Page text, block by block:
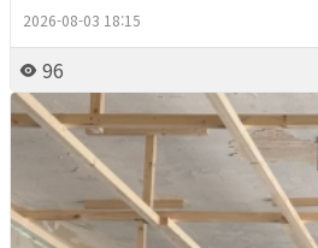
2026-08-03 18:15
96